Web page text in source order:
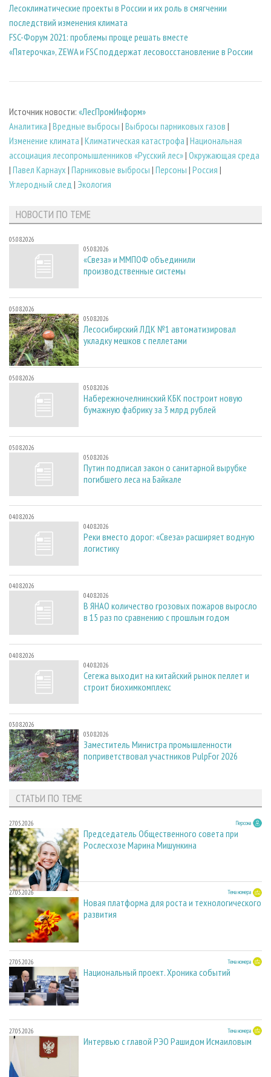
Лесоклиматические проекты в России и их роль в смягчении
последствий изменения климата
FSC-Форум 2021: проблемы проще решать вместе
«Пятерочка», ZEWA и FSC поддержат лесовосстановление в России
Источник новости: «ЛесПромИнформ»
Аналитика | Вредные выбросы | Выбросы парниковых газов |
Изменение климата | Климатическая катастрофа | Национальная
ассоциация лесопромышленников «Русский лес»| Окружающая среда
| Павел Карнаух | Парниковые выбросы | Персоны | Россия |
Углеродный след | Экология
НОВОСТИ ПО ТЕМЕ
05.08.2026
05.08.2026
«Свеза» и ММПОФ объединили
производственные системы
05.08.2026
05.08.2026
Лесосибирский ЛДК №1 автоматизировал
укладку мешков с пеллетами
05.08.2026
05.08.2026
Набережночелнинский КБК построит новую
бумажную фабрику за 3 млрд рублей
05.08.2026
05.08.2026
Путин подписал закон о санитарной вырубке
погибшего леса на Байкале
04.08.2026
04.08.2026
Реки вместо дорог: «Свеза» расширяет водную
логистику
04.08.2026
04.08.2026
В ЯНАО количество грозовых пожаров выросло
в 15 раз по сравнению с прошлым годом
04.08.2026
04.08.2026
Сегежа выходит на китайский рынок пеллет и
строит биохимкомплекс
03.08.2026
03.08.2026
Заместитель Министра промышленности
поприветствовал участников PulpFor 2026
СТАТЬИ ПО ТЕМЕ
27.05.2026 Персона
Председатель Общественного совета при
Рослесхозе Марина Мишункина
27.05.2026 Тема номера
Новая платформа для роста и технологического
развития
27.05.2026 Тема номера
Национальный проект. Хроника событий
27.05.2026 Тема номера
Интервью с главой РЭО Рашидом Исмаиловым